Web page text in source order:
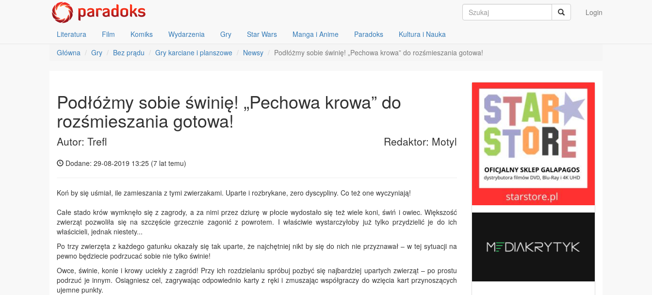
Login
Literatura Film Komiks Wydarzenia Gry Star Wars Manga i Anime Paradoks
Kultura i Nauka
Główna
Gry Bez prądu Gry karciane i planszowe Newsy Podłóżmy sobie świnię! „Pechowa krowa” do rozśmieszania gotowa!
Podłóżmy sobie świnię! „Pechowa krowa” do
rozśmieszania gotowa!
Autor: Trefl Redaktor: Motyl
Dodane: 29-08-2019 13:25 (7 lat temu)
Koń by się uśmiał, ile zamieszania z tymi zwierzakami. Uparte i rozbrykane, zero dyscypliny. Co też one wyczyniają!
Całe stado krów wymknęło się z zagrody, a za nimi przez dziurę w płocie wydostało się też wiele koni, świń i owiec. Większość
zwierząt pozwoliła się na szczęście grzecznie zagonić z powrotem. I właściwie wystarczyłoby już tylko przydzielić je do ich
właścicieli, jednak niestety...
Po trzy zwierzęta z każdego gatunku okazały się tak uparte, że najchętniej nikt by się do nich nie przyznawał – w tej sytuacji na
pewno będziecie podrzucać sobie nie tylko świnie!
Owce, świnie, konie i krowy uciekły z zagród! Przy ich rozdzielaniu spróbuj pozbyć się najbardziej upartych zwierząt – po prostu
podrzuć je innym. Osiągniesz cel, zagrywając odpowiednio karty z ręki i zmuszając współgraczy do wzięcia kart przynoszących
ujemne punkty.